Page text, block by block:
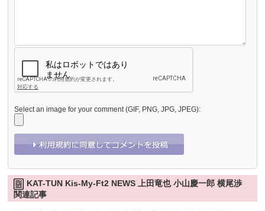
Select an image for your comment (GIF, PNG, JPG, JPEG):
KAT-TUN Kis-My-Ft2 NEWS 上田竜也 小山慶一郎 横尾渉
関連記事